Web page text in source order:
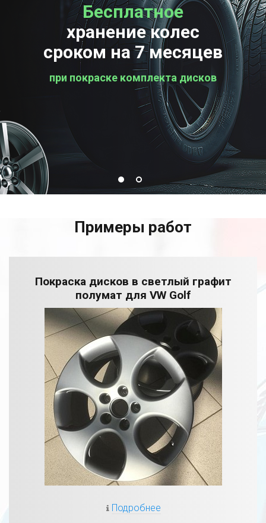
Бесплатное
хранение колес
сроком на 7 месяцев
при покраске комплекта дисков
Бесплатная
проверка колес
Примеры работ
Покраска дисков в светлый графит
полумат для VW Golf
Подробнее